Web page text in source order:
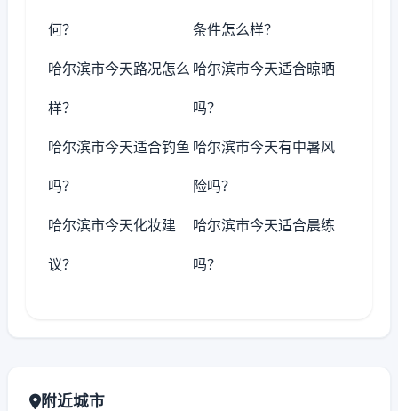
何？ 条件怎么样？
哈尔滨市今天路况怎么
样？
哈尔滨市今天适合晾晒
吗？
哈尔滨市今天适合钓鱼
吗？
哈尔滨市今天有中暑风
险吗？
哈尔滨市今天化妆建
议？
哈尔滨市今天适合晨练
吗？
附近城市